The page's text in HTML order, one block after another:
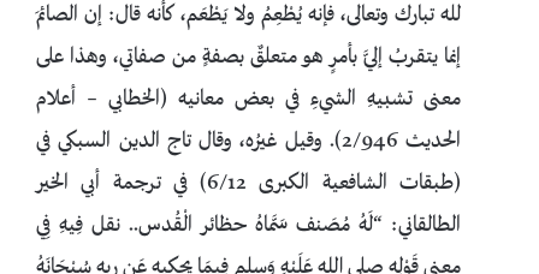
لله تبارك وتعالى، فإنه يُطْعِمُ ولا يَطْعَم، كأنه قال: إن الصائمَ
إنما يتقربُ إليَّ بأمرٍ هو متعلقٌ بصفةٍ من صفاتي، وهذا على
معنى تشبيهِ الشيءِ في بعض معانيه (الخطابي – أعلام
الحديث 2/946). وقيل غيرُه، وقال تاج الدين السبكي في
(طبقات الشافعية الكبرى 6/12) في ترجمة أبي الخير
الطالقاني: “لَهُ مُصَنف سَمَّاهُ حظائر الْقُدس.. نقل فِيهِ فِي